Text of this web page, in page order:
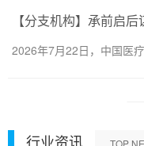
2026年7月22日，中国医
行业资讯 TOP